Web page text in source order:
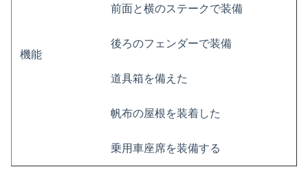
機能
前面と横のステークで装備
後ろのフェンダーで装備
道具箱を備えた
帆布の屋根を装着した
乗用車座席を装備する